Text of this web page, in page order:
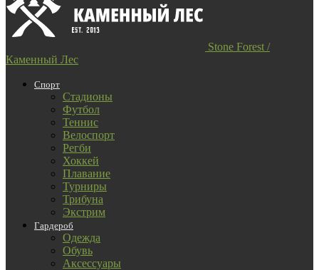
Stone Forest /
Каменный Лес
Спорт
Стадионы
Футбол
Теннис
Велоспорт
Регби
Хоккей
Плавание
Турниры
Трибуна
Экстрим
Гардероб
Одежда
Обувь
Аксессуары